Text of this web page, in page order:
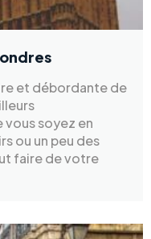
et débordante de
vous soyez en
ou un peu des
faire de votre